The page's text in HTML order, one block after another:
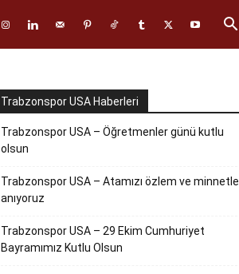
Trabzonspor USA Haberleri
Trabzonspor USA – Öğretmenler günü kutlu
olsun
Trabzonspor USA – Atamızı özlem ve minnetle
anıyoruz
Trabzonspor USA – 29 Ekim Cumhuriyet
Bayramımız Kutlu Olsun